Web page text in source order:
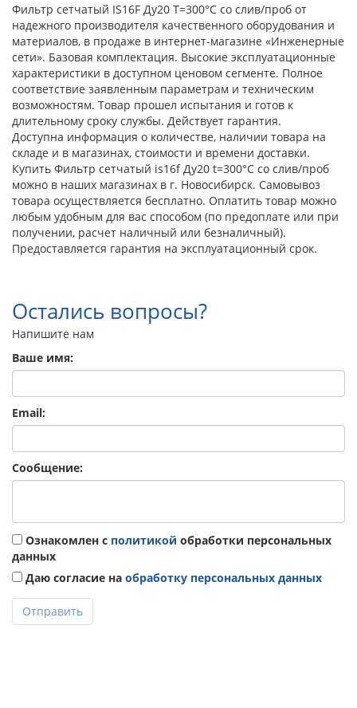
Фильтр сетчатый IS16F Ду20 T=300°С со слив/проб от
надежного производителя качественного оборудования и
материалов, в продаже в интернет-магазине «Инженерные
сети». Базовая комплектация. Высокие эксплуатационные
характеристики в доступном ценовом сегменте. Полное
соответствие заявленным параметрам и техническим
возможностям. Товар прошел испытания и готов к
длительному сроку службы. Действует гарантия.
Доступна информация о количестве, наличии товара на
складе и в магазинах, стоимости и времени доставки.
Купить Фильтр сетчатый is16f Ду20 t=300°С со слив/проб
можно в наших магазинах в г. Новосибирск. Самовывоз
товара осуществляется бесплатно. Оплатить товар можно
любым удобным для вас способом (по предоплате или при
получении, расчет наличный или безналичный).
Предоставляется гарантия на эксплуатационный срок.
Остались вопросы?
Напишите нам
Ваше имя:
Email:
Сообщение:
Ознакомлен с политикой обработки персональных
данных
Даю согласие на обработку персональных данных
Отправить